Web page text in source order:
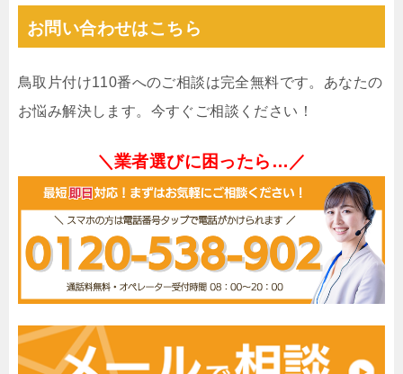
お問い合わせはこちら
鳥取片付け110番へのご相談は完全無料です。あなたの
お悩み解決します。今すぐご相談ください！
＼業者選びに困ったら…／